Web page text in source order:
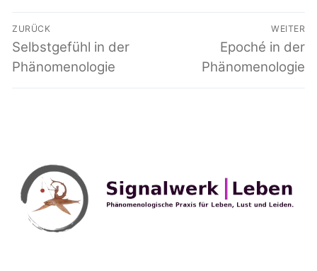
Beitragsnavigation
ZURÜCK
Vorheriger
Beitrag:
Selbstgefühl in der
Phänomenologie
WEITER
Nächster
Beitrag:
Epoché in der
Phänomenologie